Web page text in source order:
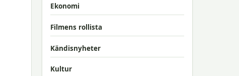
Ekonomi
Filmens rollista
Kändisnyheter
Kultur